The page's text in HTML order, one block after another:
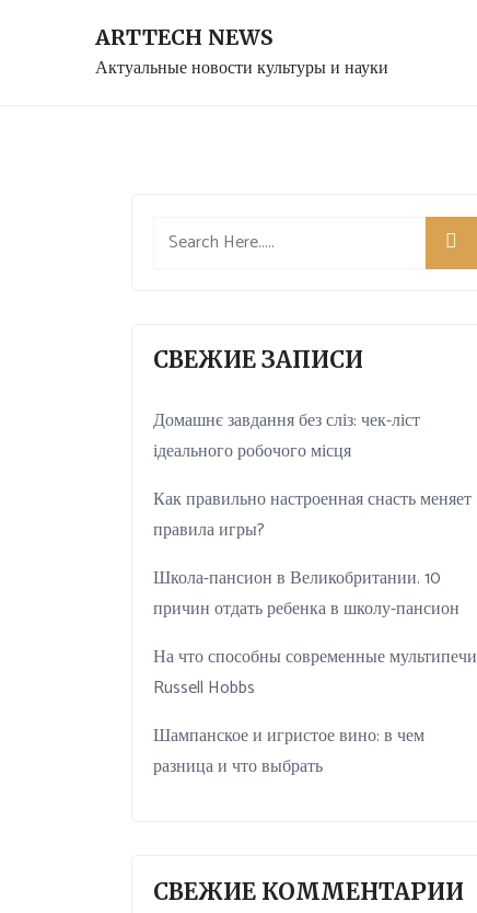
ARTTECH NEWS
Актуальные новости культуры и науки
СВЕЖИЕ ЗАПИСИ
Домашнє завдання без сліз: чек-ліст
ідеального робочого місця
Как правильно настроенная снасть меняет
правила игры?
Школа-пансион в Великобритании. 10
причин отдать ребенка в школу-пансион
На что способны современные мультипечи
Russell Hobbs
Шампанское и игристое вино: в чем
разница и что выбрать
СВЕЖИЕ КОММЕНТАРИИ